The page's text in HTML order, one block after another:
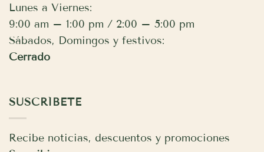
Lunes a Viernes:
9:00 am – 1:00 pm / 2:00 – 5:00 pm
Sábados, Domingos y festivos:
Cerrado
SUSCRÍBETE
Recibe noticias, descuentos y promociones